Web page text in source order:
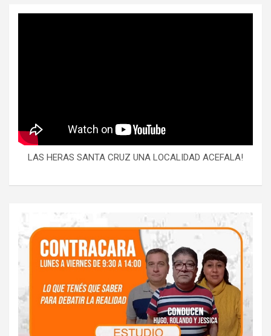
LAS HERAS SANTA CRUZ UNA LOCALIDAD ACEFALA!